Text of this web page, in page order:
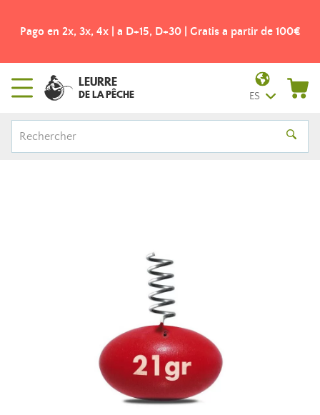
Pago en 2x, 3x, 4x | a D+15, D+30 | Gratis a partir de 100€
LEURRE
DE LA PÊCHE ES